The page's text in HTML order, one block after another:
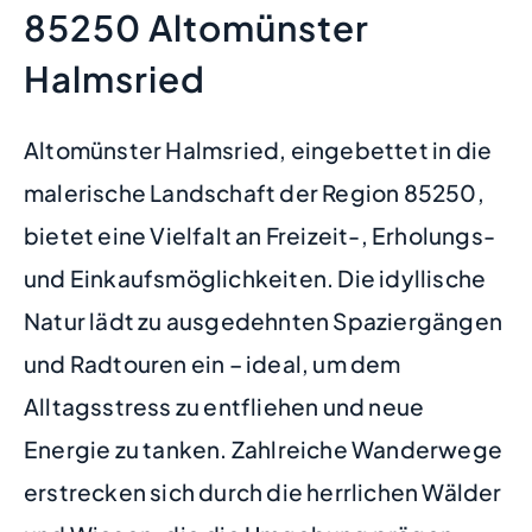
85250 Altomünster
Halmsried
Altomünster Halmsried, eingebettet in die
malerische Landschaft der Region 85250,
bietet eine Vielfalt an Freizeit-, Erholungs-
und Einkaufsmöglichkeiten. Die idyllische
Natur lädt zu ausgedehnten Spaziergängen
und Radtouren ein – ideal, um dem
Alltagsstress zu entfliehen und neue
Energie zu tanken. Zahlreiche Wanderwege
erstrecken sich durch die herrlichen Wälder